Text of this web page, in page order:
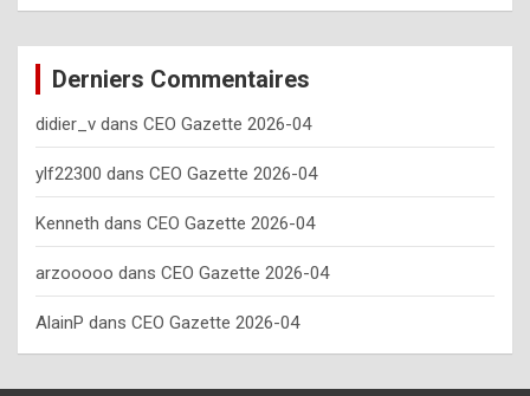
e
y
o
u
s
h
o
Derniers Commentaires
didier_v dans CEO Gazette 2026-04
ylf22300 dans CEO Gazette 2026-04
Kenneth dans CEO Gazette 2026-04
arzooooo dans CEO Gazette 2026-04
AlainP dans CEO Gazette 2026-04